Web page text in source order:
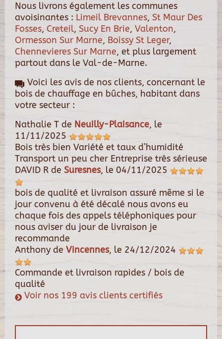
Nous livrons également les communes
avoisinantes : Limeil Brevannes, St Maur Des
Fosses, Creteil, Sucy En Brie, Valenton,
Ormesson Sur Marne, Boissy St Leger,
Chennevieres Sur Marne, et plus largement
partout dans le Val-de-Marne.
Voici les avis de nos clients, concernant le
bois de chauffage en bûches, habitant dans
votre secteur :
Nathalie T de Neuilly-Plaisance, le
11/11/2025
Bois très bien Variété et taux d’humidité
Transport un peu cher Entreprise très sérieuse
DAVID R de Suresnes, le 04/11/2025
bois de qualité et livraison assuré même si le
jour convenu à été décalé nous avons eu
chaque fois des appels téléphoniques pour
nous aviser du jour de livraison je
recommande
Anthony de Vincennes, le 24/12/2024
Commande et livraison rapides / bois de
qualité
Voir nos 199 avis clients certifiés